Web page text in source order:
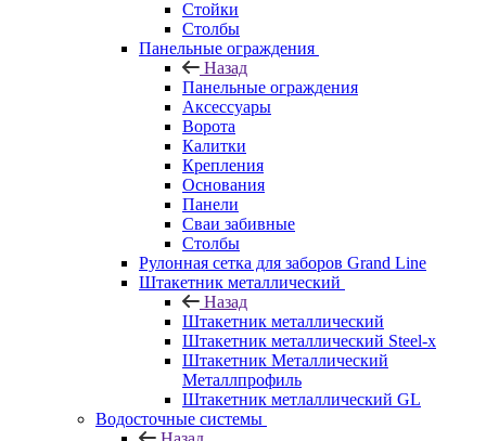
Стойки
Столбы
Панельные ограждения
Назад
Панельные ограждения
Аксессуары
Ворота
Калитки
Крепления
Основания
Панели
Сваи забивные
Столбы
Рулонная сетка для заборов Grand Line
Штакетник металлический
Назад
Штакетник металлический
Штакетник металлический Steel-x
Штакетник Металлический
Металлпрофиль
Штакетник метлаллический GL
Водосточные системы